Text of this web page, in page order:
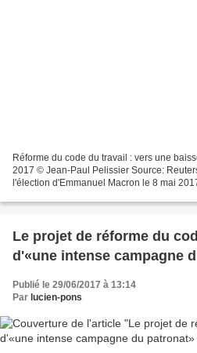
Réforme du code du travail : vers une
2017 © Jean-Paul Pelissier Source:
l'élection d'Emmanuel Macron le 8 mai
Le projet de réforme du
d'«une intense campagne
Publié le 29/06/2017 à 13:14
Par lucien-pons